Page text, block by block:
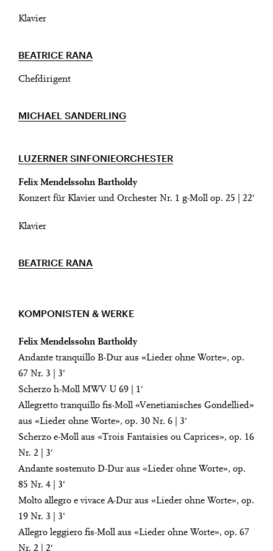
Klavier
BEATRICE RANA
Chefdirigent
MICHAEL SANDERLING
LUZERNER SINFONIEORCHESTER
Felix Mendelssohn Bartholdy
Konzert für Klavier und Orchester Nr. 1 g-Moll op. 25 | 22‘
Klavier
BEATRICE RANA
KOMPONISTEN & WERKE
Felix Mendelssohn Bartholdy
Andante tranquillo B-Dur aus «Lieder ohne Worte», op.
67 Nr. 3 | 3‘
Scherzo h-Moll MWV U 69 | 1‘
Allegretto tranquillo fis-Moll «Venetianisches Gondellied»
aus «Lieder ohne Worte», op. 30 Nr. 6 | 3‘
Scherzo e-Moll aus «Trois Fantaisies ou Caprices», op. 16
Nr. 2 | 3‘
Andante sostenuto D-Dur aus «Lieder ohne Worte», op.
85 Nr. 4 | 3‘
Molto allegro e vivace A-Dur aus «Lieder ohne Worte», op.
19 Nr. 3 | 3‘
Allegro leggiero fis-Moll aus «Lieder ohne Worte», op. 67
Nr. 2 | 2‘